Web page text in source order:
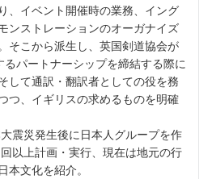
、イベント開催時の業務、イング
ンストレーションのオーガナイズ
そこから派生し、英国剣道協会が
パートナーシップを締結する際に
して通訳・翻訳者としての役を務
つ、イギリスの求めるものを明確
震災発生後に日本人グループを作
以上計画・実行、現在は地元の行
本文化を紹介。